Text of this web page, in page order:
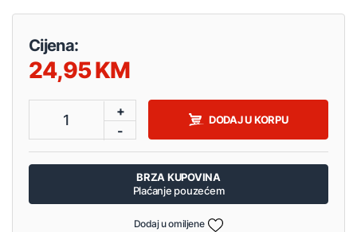
Cijena:
24,95
1
+
-
DODAJ U KORPU
BRZA KUPOVINA
Plaćanje pouzećem
Dodaj u omiljene